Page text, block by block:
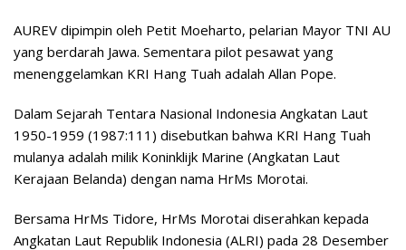
AUREV dipimpin oleh Petit Moeharto, pelarian Mayor TNI AU
yang berdarah Jawa. Sementara pilot pesawat yang
menenggelamkan KRI Hang Tuah adalah Allan Pope.
Dalam Sejarah Tentara Nasional Indonesia Angkatan Laut
1950-1959 (1987:111) disebutkan bahwa KRI Hang Tuah
mulanya adalah milik Koninklijk Marine (Angkatan Laut
Kerajaan Belanda) dengan nama HrMs Morotai.
Bersama HrMs Tidore, HrMs Morotai diserahkan kepada
Angkatan Laut Republik Indonesia (ALRI) pada 28 Desember